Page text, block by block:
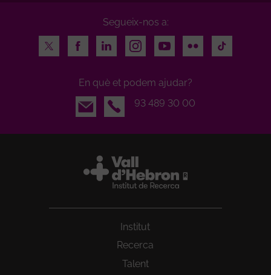
Segueix-nos a:
Twitter
FacebookLinkedInInstagramYoutubeFlickr TikTok
En què et podem ajudar?
Email
93 489 30 00
Institut
Recerca
Talent